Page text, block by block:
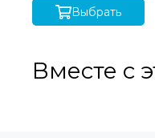
Выбрать
Вместе с